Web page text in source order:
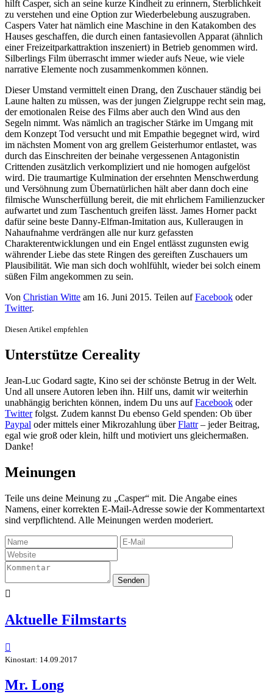
hilft Casper, sich an seine kurze Kindheit zu erinnern, Sterblichkeit
zu verstehen und eine Option zur Wiederbelebung auszugraben.
Caspers Vater hat nämlich eine Maschine in den Katakomben des
Hauses geschaffen, die durch einen fantasievollen Apparat (ähnlich
einer Freizeitparkattraktion inszeniert) in Betrieb genommen wird.
Silberlings Film überrascht immer wieder aufs Neue, wie viele
narrative Elemente noch zusammenkommen können.
Dieser Umstand vermittelt einen Drang, den Zuschauer ständig bei
Laune halten zu müssen, was der jungen Zielgruppe recht sein mag,
der emotionalen Reise des Films aber auch den Wind aus den
Segeln nimmt. Was nämlich an tragischer Stärke im Umgang mit
dem Konzept Tod versucht und mit Empathie begegnet wird, wird
im nächsten Moment von arg grellem Geisterhumor entlastet, was
durch das Einschreiten der beinahe vergessenen Antagonistin
Crittenden zusätzlich verkompliziert und nie homogen aufgelöst
wird. Die traumartige Kulmination der ersehnten Menschwerdung
und Versöhnung zum Übernatürlichen hält aber dann doch eine
filmische Wunscherfüllung bereit, die mit ehrlichem Familienzucker
aufwartet und zum Taschentuch greifen lässt. James Horner packt
dafür seine beste Danny-Elfman-Imitation aus, Kulleraugen in
Nahaufnahme verdrängen alle nur kurz gefassten
Charakterentwicklungen und ein Engel entlässt zugunsten ewig
währender Liebe das stete Ringen des gereiften Zuschauers um
Plausibilität. Wie man sich doch wohlfühlt, wieder bei solch einem
süßen Film angekommen zu sein.
Von Christian Witte am 16. Juni 2015. Teilen aufFacebook oder
Twitter.
Diesen Artikel empfehlen
Unterstütze Cereality
Jean-Luc Godard sagte, Kino sei der schönste Betrug in der Welt.
Und all unsere Autoren leben ihn. Hilf uns, damit wir weiterhin
unabhängig berichten können, indem Du uns aufFacebook oder
Twitterfolgst. Zudem kannst Du ebenso Geld spenden: Ob über
Paypal oder mittels einer Mikrozahlung überFlattr– jeder Beitrag,
egal wie groß oder klein, hilft und motiviert uns gleichermaßen.
Danke!
Meinungen
Teile uns deine Meinung zu „Casper“ mit. Die Angabe eines
Namens, einer korrekten E-Mail-Adresse sowie der Kommentartext
sind verpflichtend. Alle Meinungen werden moderiert.
Senden

Aktuelle Filmstarts

Kinostart: 14.09.2017
Mr. Long